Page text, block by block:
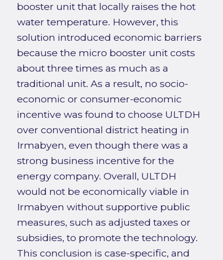
booster unit that locally raises the hot
water temperature. However, this
solution introduced economic barriers
because the micro booster unit costs
about three times as much as a
traditional unit. As a result, no socio-
economic or consumer-economic
incentive was found to choose ULTDH
over conventional district heating in
Irmabyen, even though there was a
strong business incentive for the
energy company. Overall, ULTDH
would not be economically viable in
Irmabyen without supportive public
measures, such as adjusted taxes or
subsidies, to promote the technology.
This conclusion is case-specific, and